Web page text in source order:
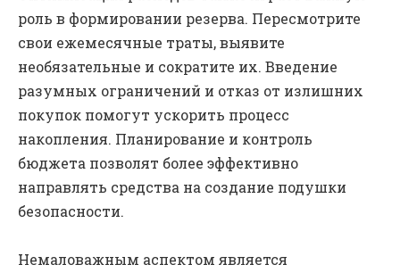
роль в формировании резерва. Пересмотрите
свои ежемесячные траты, выявите
необязательные и сократите их. Введение
разумных ограничений и отказ от излишних
покупок помогут ускорить процесс
накопления. Планирование и контроль
бюджета позволят более эффективно
направлять средства на создание подушки
безопасности.
Немаловажным аспектом является